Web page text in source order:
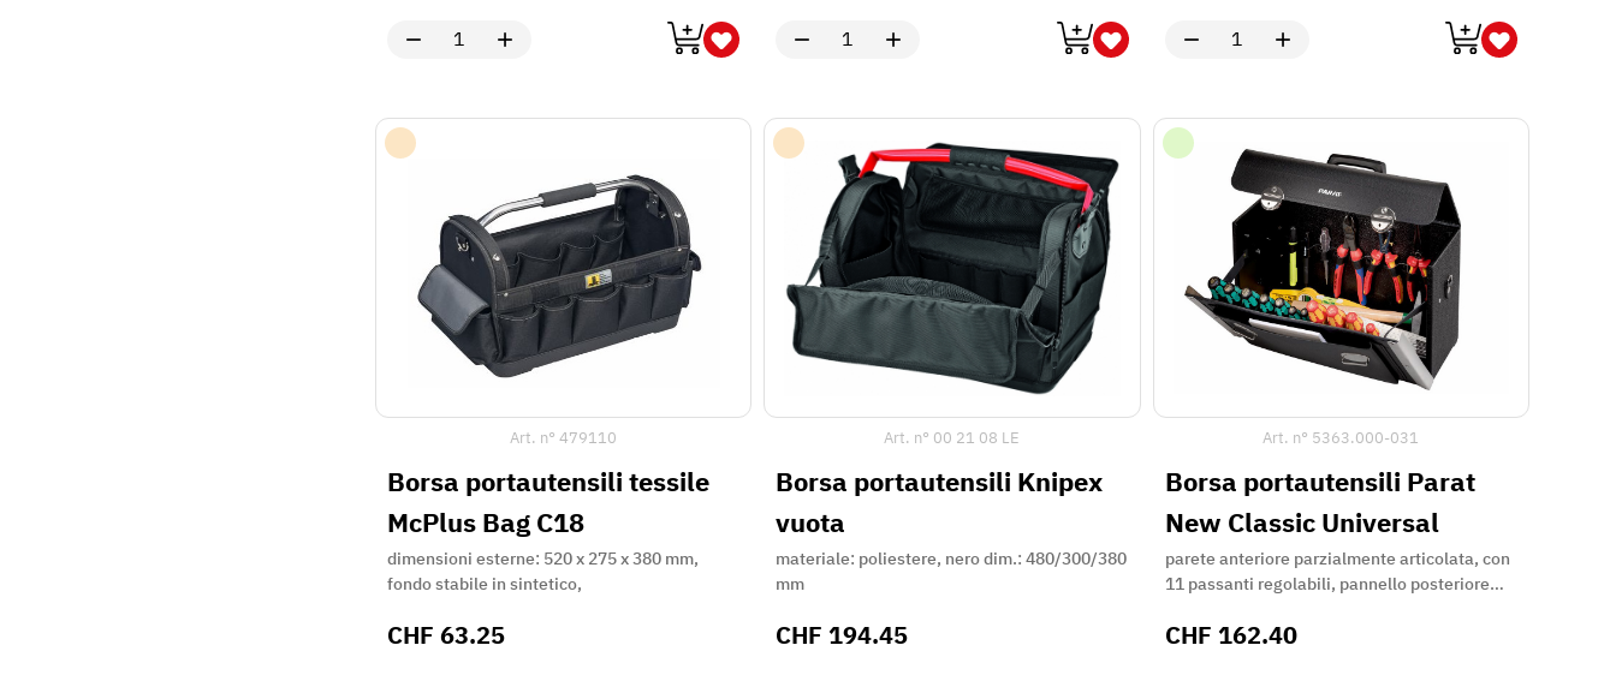
Art. n°479110
Borsa portautensili tessile
McPlus Bag C18
dimensioni esterne: 520 x 275 x 380 mm,
fondo stabile in sintetico,
CHF 63.25
Art. n° 00 21 08 LE
Borsa portautensili Knipex
vuota
materiale: poliestere, nero dim.: 480/300/380
mm
CHF 194.45
Art. n° 5363.000-031
Borsa portautensili Parat
New Classic Universal
parete anteriore parzialmente articolata, con
11 passanti regolabili, pannello posteriore
CHF 162.40